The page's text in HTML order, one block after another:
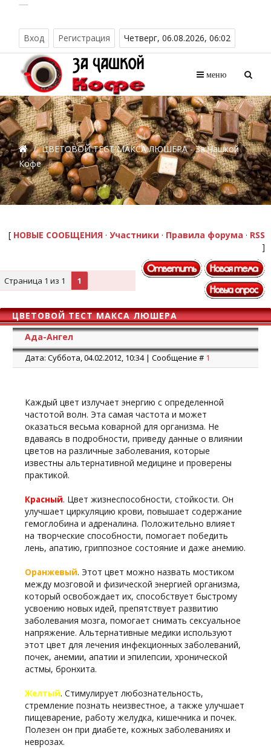
Вход Регистрация Четверг, 06.08.2026, 06:02
меню
/ ЦВЕТОВОЙ ТЕСТ МАКСА ЛЮШЕРА - За Чашкой
Кофе
[ НОВЫЕ СООБЩЕНИЯ · Участники · Правила форума · RSS
]
Страница 1 из 1 1
ЦВЕТОВОЙ ТЕСТ МАКСА ЛЮШЕРА
Ада-Ангел
Дата: Суббота, 04.02.2012, 10:34 | Сообщение # 1
Каждый цвет излучает энергию с определенной
частотой волн. Эта самая частота и может
оказаться весьма коварной для организма. Не
вдаваясь в подробности, приведу данные о влиянии
цветов на различные заболевания, которые
известны альтернативной медицине и проверены
практикой.
Красный. Цвет жизнеспособности, стойкости. Он
улучшает циркуляцию крови, повышает содержание
гемоглобина и адреналина. Положительно влияет
на творческие способности, помогает победить
лень, апатию, гриппозное состояние и даже анемию.
Оранжевый. Этот цвет можно назвать мостиком
между мозговой и физической энергией организма,
который освобождает их, способствует быстрому
усвоению новых идей, препятствует развитию
заболевания мозга, помогает снимать сексуальное
напряжение. Альтернативные медики используют
этот цвет для лечения инфекционных заболеваний,
почек, анемии, апатии и эпилепсии, хронической
астмы, бронхита.
Желтый. Стимулирует любознательность,
стремление познать неизвестное, а также улучшает
пищеварение, работу желудка, кишечника и почек.
Полезен он при диабете, кожных заболеваниях и
неврозах.